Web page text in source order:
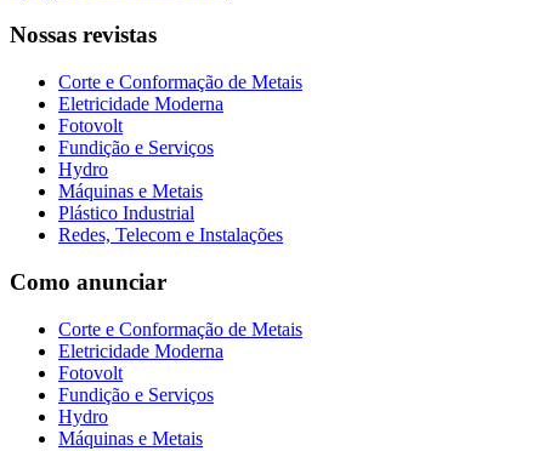
Nossas revistas
Corte e Conformação de Metais
Eletricidade Moderna
Fotovolt
Fundição e Serviços
Hydro
Máquinas e Metais
Plástico Industrial
Redes, Telecom e Instalações
Como anunciar
Corte e Conformação de Metais
Eletricidade Moderna
Fotovolt
Fundição e Serviços
Hydro
Máquinas e Metais